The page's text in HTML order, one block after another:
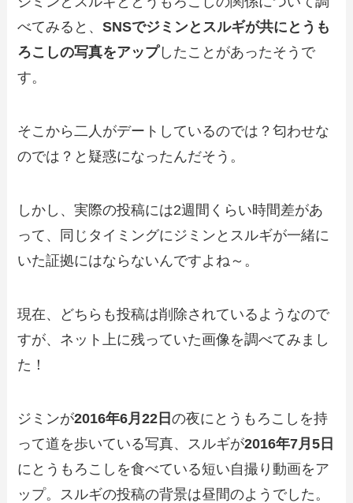
べてみると、SNSでジミンとスルギが共にとうも
ろこしの写真をアップしたことがあったそうで
す。
そこから二人がデートしているのでは？匂わせな
のでは？と疑惑になったんだそう。
しかし、実際の投稿には2週間くらい時間差があ
って、同じタイミングにジミンとスルギが一緒に
いた証拠にはならないんですよね～。
現在、どちらも投稿は削除されているようなので
すが、ネット上に残っていた画像を調べてみまし
た！
ジミンが2016年6月22日の夜にとうもろこしを持
って道を歩いている写真、スルギが2016年7月5日
にとうもろこしを食べている短い自撮り動画をア
ップ。スルギの投稿の背景は昼間のようでした。